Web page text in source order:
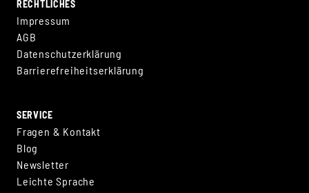
RECHTLICHES
Impressum
AGB
Datenschutzerklärung
Barrierefreiheitserklärung
SERVICE
Fragen & Kontakt
Blog
Newsletter
Leichte Sprache